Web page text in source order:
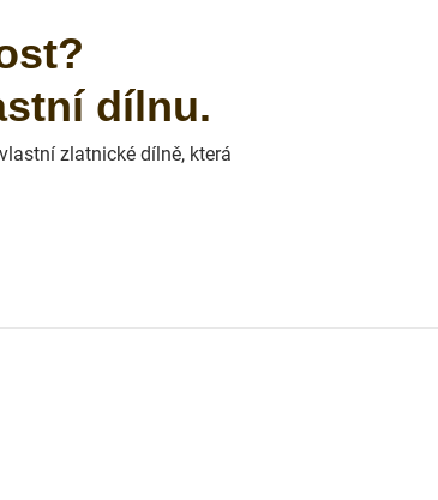
dílnu.
zlatnické dílně, která